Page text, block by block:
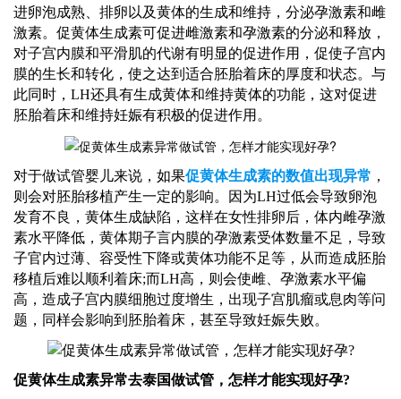
进卵泡成熟、排卵以及黄体的生成和维持，分泌孕激素和雌
激素。促黄体生成素可促进雌激素和孕激素的分泌和释放，
对子宫内膜和平滑肌的代谢有明显的促进作用，促使子宫内
膜的生长和转化，使之达到适合胚胎着床的厚度和状态。与
此同时，LH还具有生成黄体和维持黄体的功能，这对促进
胚胎着床和维持妊娠有积极的促进作用。
对于做试管婴儿来说，如果促黄体生成素的数值出现异常 ，
则会对胚胎移植产生一定的影响。因为LH过低会导致卵泡
发育不良，黄体生成缺陷，这样在女性排卵后，体内雌孕激
素水平降低，黄体期子言内膜的孕激素受体数量不足，导致
子官内过薄、容受性下降或黄体功能不足等，从而造成胚胎
移植后难以顺利着床;而LH高，则会使雌、孕激素水平偏
高，造成子宫内膜细胞过度增生，出现子宫肌瘤或息肉等问
题，同样会影响到胚胎着床，甚至导致妊娠失败。
促黄体生成素异常去泰国做试管，怎样才能实现好孕?